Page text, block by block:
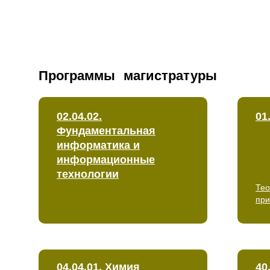
02.04.02.
Фундаментальная
информатика и
информационные
технологии
04.04.01. Химия
магистратуры
Программы